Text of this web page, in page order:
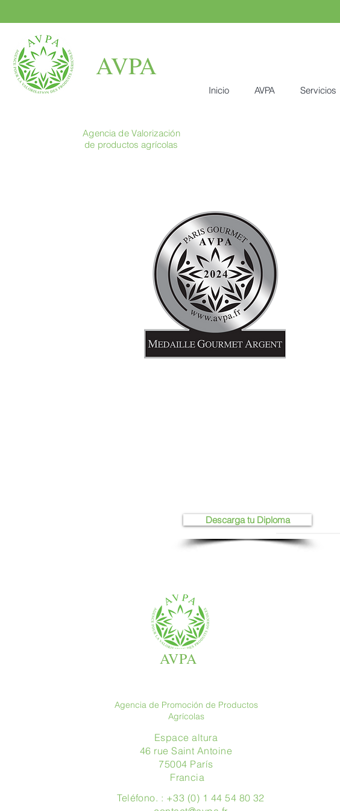
AVPA
Inicio AVPA Servicios
Agencia de Valorización
de productos agrícolas
Descarga tu Diploma
AVPA
Agencia de Promoción de Productos
Agrícolas
Espace altura
46 rue Saint Antoine
75004 París
​ Francia
Teléfono. : +33 (0) 1 44 54 80 32